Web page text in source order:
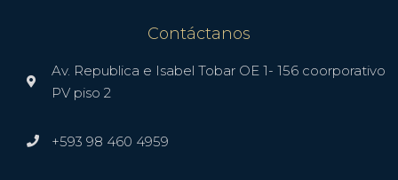
Contáctanos
Av. Republica e Isabel Tobar OE 1- 156 coorporativo
PV piso 2
+593 98 460 4959